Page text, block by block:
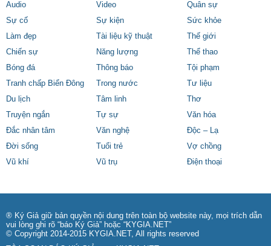
Audio
Video
Quân sự
Sự cố
Sự kiện
Sức khỏe
Làm đẹp
Tài liệu kỹ thuật
Thế giới
Chiến sự
Năng lượng
Thể thao
Bóng đá
Thông báo
Tội phạm
Tranh chấp Biển Đông
Trong nước
Tư liệu
Du lịch
Tâm linh
Thơ
Truyện ngắn
Tự sự
Văn hóa
Đắc nhân tâm
Văn nghệ
Độc – Lạ
Đời sống
Tuổi trẻ
Vợ chồng
Vũ khí
Vũ trụ Điện thoại
® Ký Giả giữ bản quyền nội dung trên toàn bộ website này, mọi trích dẫn
vui lòng ghi rõ “báo Ký Giả” hoặc “KYGIA.NET”
© Copyright 2014-2015 KYGIA.NET, All rights reserved